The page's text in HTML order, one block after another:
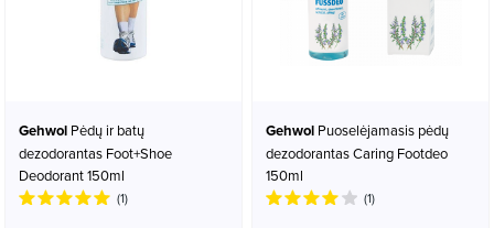
Gehwol
dezodorantas Foot+Shoe
Deodorant 150ml
(1)
Gehwol
dezodorantas Caring Footdeo
150ml
(1)